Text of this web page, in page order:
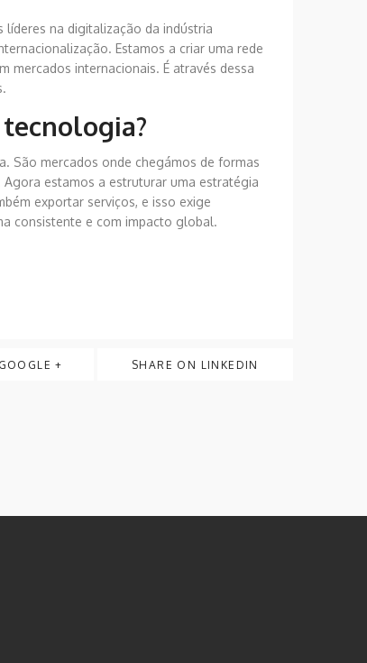
na digitalização da indústria
Estamos a criar uma rede
mercados internacionais. É através dessa
São mercados onde chegámos de formas
estamos a estruturar uma estratégia
exportar serviços, e isso exige
consistente e com impacto global.
+ SHARE ON LINKEDIN